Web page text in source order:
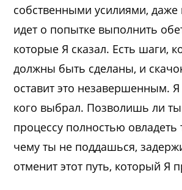
собственными усилиями, даже
идет о попытке выполнить
которые Я сказал. Есть шаги,
должны быть сделаны, и
оставит это незавершенным. Я
кого выбрал. Позволишь ли
процессу полностью овладеть
чему ты не поддашься,
отменит этот путь, который Я